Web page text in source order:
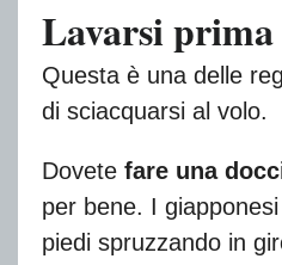
Lavarsi
Questa è una delle
di sciacquarsi al volo.
Dovete fare una
per bene. I
piedi spruzzando in